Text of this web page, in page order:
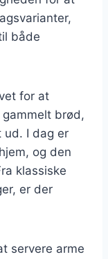
både
for at
brød,
I dag er
og den
klassiske
er der
servere arme